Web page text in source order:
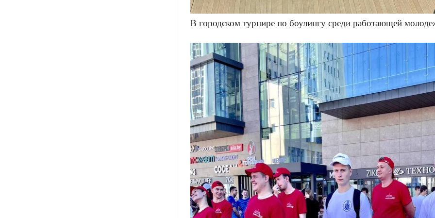
В городском турнире по боулингу среди работающей